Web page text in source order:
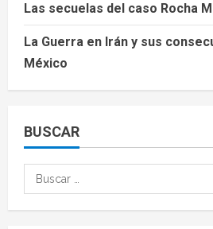
Las secuelas del caso Rocha
La Guerra en Irán y sus
México
BUSCAR